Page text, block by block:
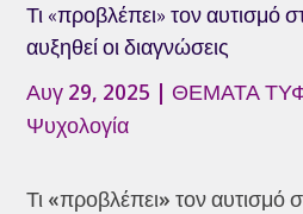
Τι «προβλέπει» τον αυτισμό
αυξηθεί οι διαγνώσεις
Αυγ 29, 2025 |ΘΕΜΑΤΑ
Ψυχολογία
Τι «προβλέπει» τον αυτισμό